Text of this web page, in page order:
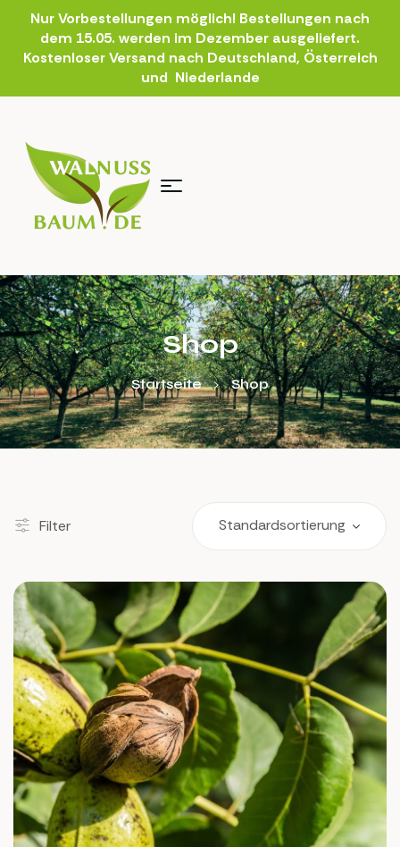
Nur Vorbestellungen möglich! Bestellungen nach
dem 15.05. werden im Dezember ausgeliefert.
Kostenloser Versand nach Deutschland, Österreich
und Niederlande
Shop
Startseite Shop
Filter